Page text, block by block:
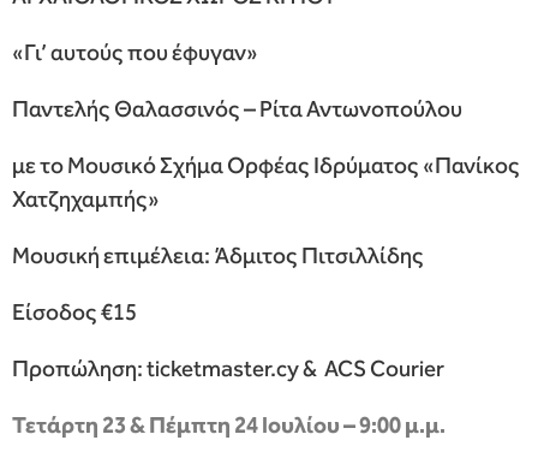
«Γι’ αυτούς που έφυγαν»
Παντελής Θαλασσινός – Ρίτα Αντωνοπούλου
με το Μουσικό Σχήμα Ορφέας Ιδρύματος «Πανίκος
Χατζηχαμπής»
Μουσική επιμέλεια: Άδμιτος Πιτσιλλίδης
Είσοδος €15
Προπώληση: ticketmaster.cy & ACS Courier
Τετάρτη 23 & Πέμπτη 24 Ιουλίου – 9:00 μ.μ.